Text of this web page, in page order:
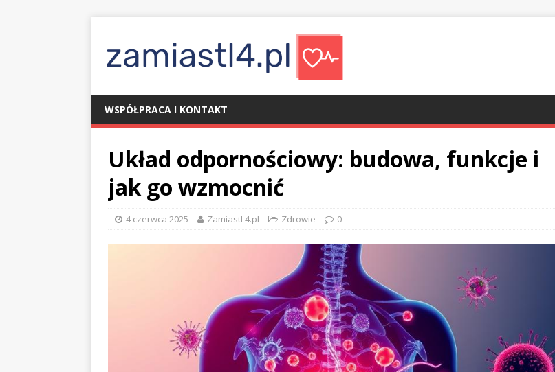
WSPÓŁPRACA I KONTAKT
Układ odpornościowy: budowa, funkcje i
jak go wzmocnić
4 czerwca 2025 ZamiastL4.pl Zdrowie 0